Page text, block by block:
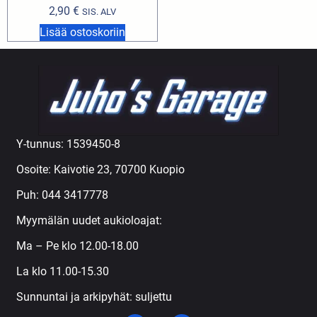
2,90 € SIS. ALV
Lisää ostoskoriin
Y-tunnus: 1539450-8
Osoite: Kaivotie 23, 70700 Kuopio
Puh: 044 3417778
Myymälän uudet aukioloajat:
Ma – Pe klo 12.00-18.00
La klo 11.00-15.30
Sunnuntai ja arkipyhät: suljettu